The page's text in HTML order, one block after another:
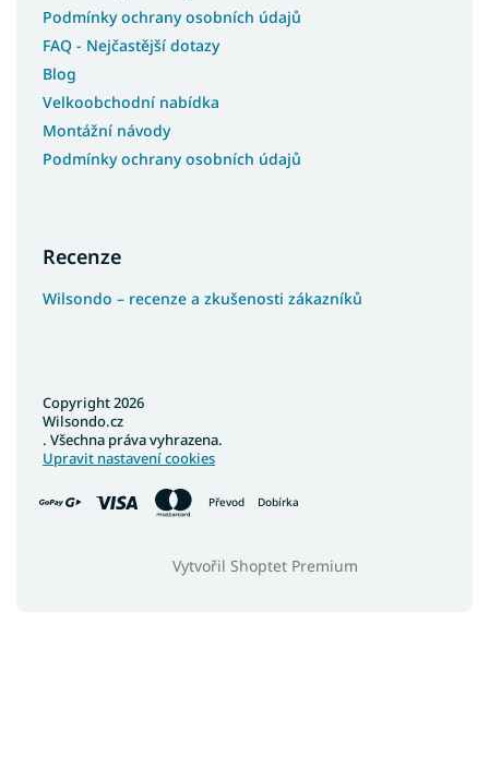
Podmínky ochrany osobních údajů
FAQ - Nejčastější dotazy
Blog
Velkoobchodní nabídka
Montážní návody
Podmínky ochrany osobních údajů
Recenze
Wilsondo – recenze a zkušenosti zákazníků
Převod Dobírka
Vytvořil Shoptet Premium
Copyright 2026
Wilsondo.cz
. Všechna práva vyhrazena.
Upravit nastavení cookies